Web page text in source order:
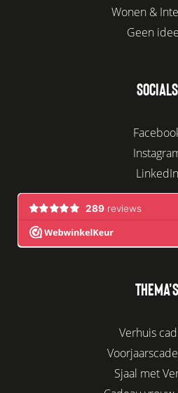
Wonen &
Geen
SOCIALS
LinkedIn
THEMA'S
Verhuis
Sjaal met